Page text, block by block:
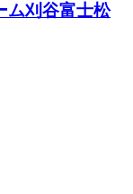
ム刈谷富士松